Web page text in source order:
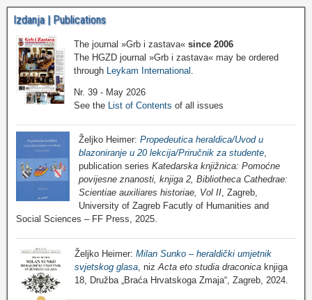
Izdanja | Publications
The journal »Grb i zastava« since 2006
The HGZD journal »Grb i zastava« may be ordered
through
Leykam International
Nr. 39 - May 2026
See the
List of Contents of all issues
Željko Heimer: Propedeutica heraldica/Uvod u
blazoniranje u 20 lekcija/Priručnik za studente,
publication series Katedarska knjižnica: Pomoćne
povijesne znanosti, knjiga 2, Bibliotheca Cathedrae:
Scientiae auxiliares historiae, Vol II, Zagreb,
University of Zagreb Facutly of Humanities and
Social Sciences – FF Press, 2025.
Željko Heimer: Milan Sunko – heraldički umjetnik
svjetskog glasa , niz Acta eto studia draconica knjiga
18, Družba „Braća Hrvatskoga Zmaja“, Zagreb, 2024.